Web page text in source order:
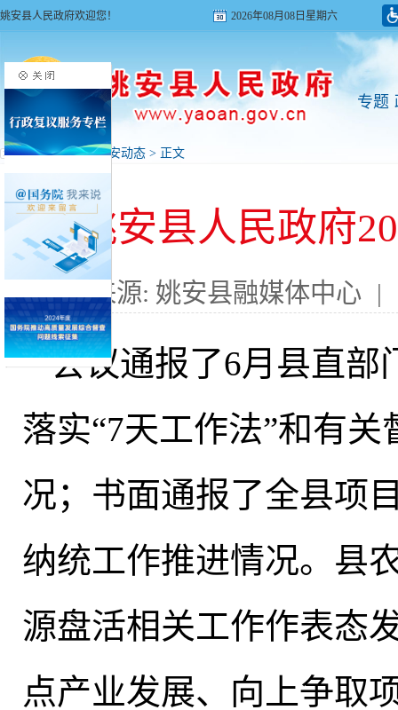
姚安县人民政府欢迎您！ 2026年08月08日星期六
专题
首页>新闻>姚安动态 > 正文
姚安县人民政府
来源: 姚安县融媒体中心 |
会议通报了6月县直部
落实“7天工作法”和有
况； 书面通报了全县项
纳统工作推进情况。县
源盘活相关工作作表态
点产业发展、向上争取